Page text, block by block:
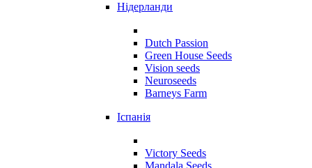
Нідерланди
Dutch Passion
Green House Seeds
Vision seeds
Neuroseeds
Barneys Farm
Іспанія
Victory Seeds
Mandala Seeds